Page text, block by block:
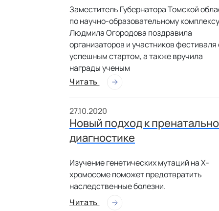
Заместитель Губернатора Томской
по научно-образовательному комплексу
Людмила Огородова поздравила
организаторов и участников фестиваля
успешным стартом, а также вручила
награды ученым
Читать
27.10.2020
Новый подход к
диагностике
Изучение генетических мутаций на Х-
хромосоме поможет предотвратить
наследственные болезни.
Читать